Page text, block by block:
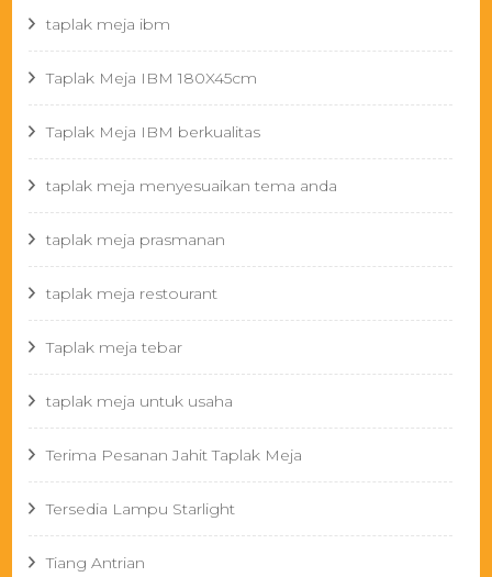
taplak meja ibm
Taplak Meja IBM 180X45cm
Taplak Meja IBM berkualitas
taplak meja menyesuaikan tema anda
taplak meja prasmanan
taplak meja restourant
Taplak meja tebar
taplak meja untuk usaha
Terima Pesanan Jahit Taplak Meja
Tersedia Lampu Starlight
Tiang Antrian